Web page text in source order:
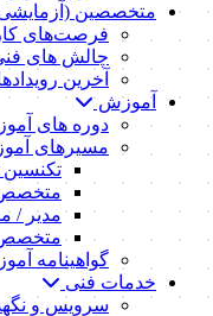
متخصصین
فرصت‌های
چالش های
آخرین
آموزش
دوره های
مسیرهای
تکنسین
متخصص
مدیر /
متخصص
گواهینامه
خدمات فنی
سرویس و